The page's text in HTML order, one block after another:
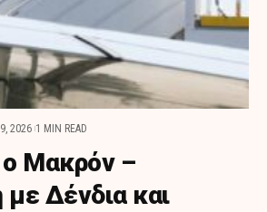
2026 1 MIN READ
Μακρόν –
Δένδια και